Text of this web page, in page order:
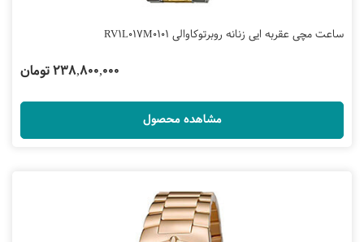
ساعت مچی عقربه ایی زنانه روبرتوکاوالی RV1L017M0101
238,800,000 تومان
مشاهده محصول